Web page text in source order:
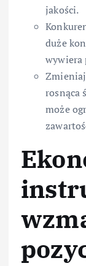
jakości.
duże
wywiera
rosnąca
może